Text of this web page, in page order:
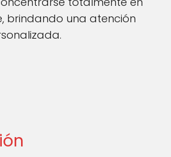
brindando una atención